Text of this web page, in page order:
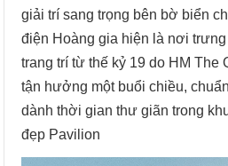
giải trí sang trọng bên bờ biển
điện Hoàng gia hiện là nơi
trang trí từ thế kỷ 19 do HM The
tận hưởng một buổi chiều,
dành thời gian thư giãn trong
đẹp Pavilion